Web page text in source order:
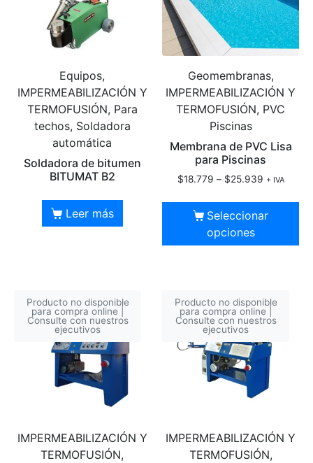
Equipos,
IMPERMEABILIZACIÓN Y
TERMOFUSIÓN, Para
techos, Soldadora
automática
Soldadora de bitumen
BITUMAT B2
Leer más
Geomembranas,
IMPERMEABILIZACIÓN Y
TERMOFUSIÓN, PVC
Piscinas
Membrana de PVC Lisa
para Piscinas
$18.779 – $25.939 + IVA
Seleccionar
opciones
Producto no disponible
para compra online |
Consulte con nuestros
ejecutivos
IMPERMEABILIZACIÓN Y
TERMOFUSIÓN,
Producto no disponible
para compra online |
Consulte con nuestros
ejecutivos
IMPERMEABILIZACIÓN Y
TERMOFUSIÓN,